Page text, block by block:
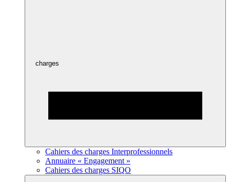
charges
Cahiers des charges Interprofessionnels
Annuaire « Engagement »
Cahiers des charges SIQO